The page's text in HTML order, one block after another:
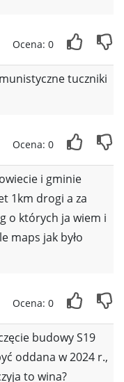
Ocena: 0
tuczniki
Ocena: 0
i gminie
1km drogi a za
o których ja wiem i
maps jak było
Ocena: 0
budowy S19
oddana w 2024 r.,
to wina?